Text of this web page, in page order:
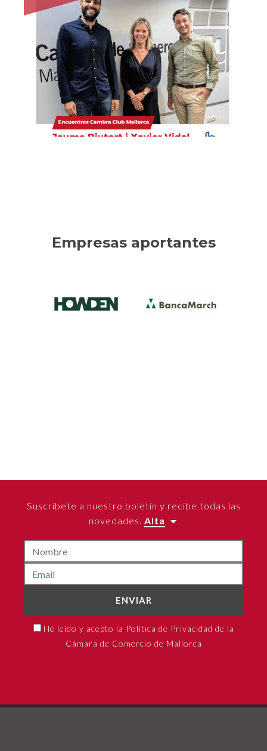
Habítium
Empresa líder en decoración, reformas y mobiliario
online. Ha sabido innovar en un sector tradicional,
consolidando un crecimiento sostenible.
Ver la entrevista
Empresas aportantes
Suscríbete a nuestro boletín y recibe todas las
novedades. Alta
ENVIAR
He leído y acepto la Política de Privacidad de la
Cámara de Comercio de Mallorca